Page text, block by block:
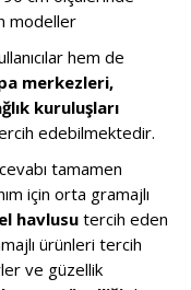
modeller
hem de
merkezleri,
kuruluşları
edebilmektedir.
tamamen
için orta gramajlı
havlusutercih eden
ürünleri tercih
ve güzellik